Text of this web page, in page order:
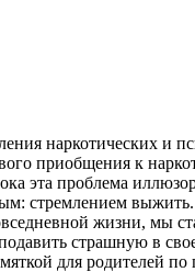
наркотических и
приобщения к
эта проблема
стремлением выжить.
жизни, мы
страшную в
для родителей